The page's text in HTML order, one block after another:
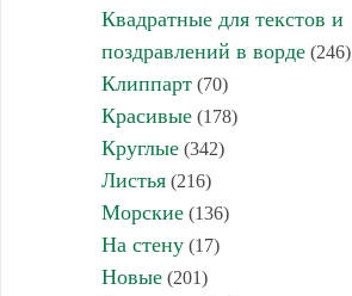
Квадратные для текстов и
поздравлений в ворде(246)
Клиппарт(70)
Красивые(178)
Круглые(342)
Листья(216)
Морские(136)
На стену(17)
Новые(201)